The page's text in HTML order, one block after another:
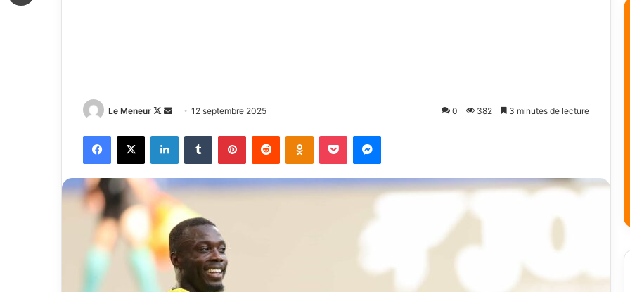
Le Meneur
Follow
Envoyer
courriel
12 septembre 2025 0 382 3 minutes de lecture
Facebook
X LinkedinTumblr PinterestReddit Odnoklassniki
Pocket Messenger